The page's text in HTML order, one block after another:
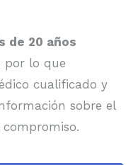
de 20 años
por lo que
cualificado y
sobre el